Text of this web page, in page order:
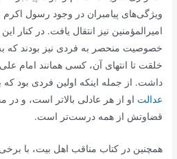
ویژگی‌های پیامبران در وجود رسول اکرم
خصوصیت منحصر به فردی نیز بودند که به
خلقت تا انتهای آن، کسی همانند امام
داشت. از جمله اینکه اولین فردی بود که
عدالت او از هر عادلی بالاتر است، و
قضاوتش از همه درست‌تر است.
همچنین در کتاب مناقب اهل بیت، با